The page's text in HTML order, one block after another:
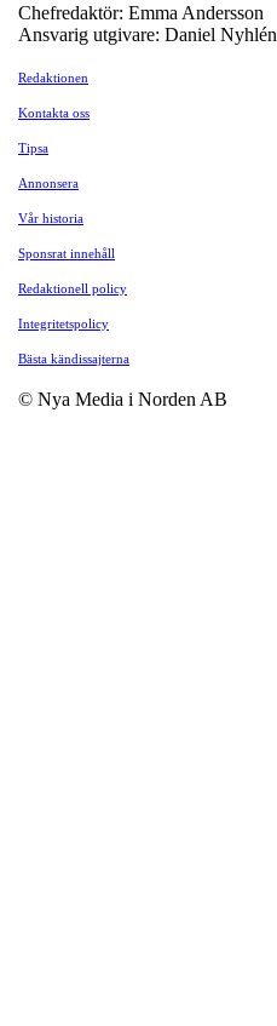
Chefredaktör: Emma Andersson
Ansvarig utgivare: Daniel Nyhlén
Redaktionen
Kontakta oss
Tipsa
Annonsera
Vår historia
Sponsrat innehåll
Redaktionell policy
Integritetspolicy
Bästa kändissajterna
© Nya Media i Norden AB